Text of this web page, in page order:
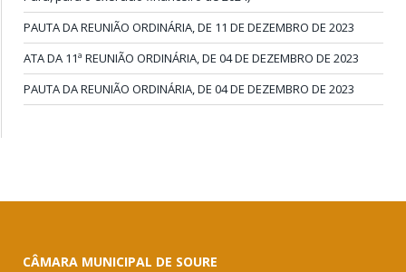
PAUTA DA REUNIÃO ORDINÁRIA, DE 11 DE DEZEMBRO DE 2023
ATA DA 11ª REUNIÃO ORDINÁRIA, DE 04 DE DEZEMBRO DE 2023
PAUTA DA REUNIÃO ORDINÁRIA, DE 04 DE DEZEMBRO DE 2023
CÂMARA MUNICIPAL DE SOURE